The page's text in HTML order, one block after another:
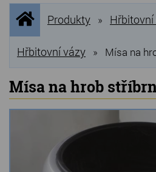
NOVINKY
NEJPRODÁVANĚJŠÍ
VÝPRODEJ
Produkty
Grilovací, pečící kameny
Lávové grilovací kameny
Kamenné truhlíky
Úvodní
stránka
Produkty »
Hřbitovní vázy » Mísa na
Mísa na hrob